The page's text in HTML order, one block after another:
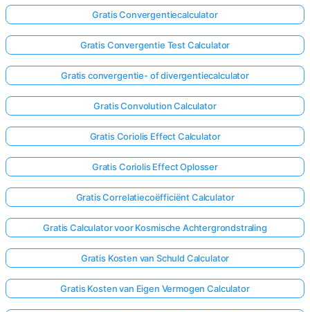
Gratis Convergentiecalculator
Gratis Convergentie Test Calculator
Gratis convergentie- of divergentiecalculator
Gratis Convolution Calculator
Gratis Coriolis Effect Calculator
Gratis Coriolis Effect Oplosser
Gratis Correlatiecoëfficiënt Calculator
Gratis Calculator voor Kosmische Achtergrondstraling
Gratis Kosten van Schuld Calculator
Gratis Kosten van Eigen Vermogen Calculator